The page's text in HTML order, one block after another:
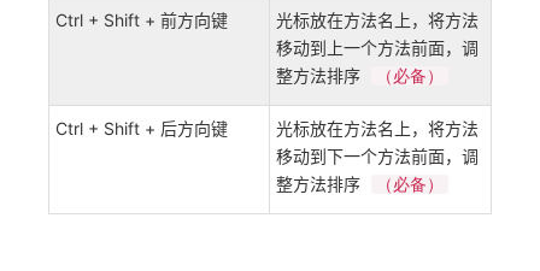
Ctrl + Shift + 前方向键
光标放在方法名上，将方法
移动到上一个方法前面，调
整方法排序
（必备）
Ctrl + Shift + 后方向键
光标放在方法名上，将方法
移动到下一个方法前面，调
整方法排序
（必备）